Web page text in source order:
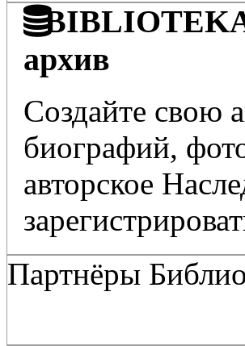
архив
Создайте свою
биографий,
авторское
Партнёры